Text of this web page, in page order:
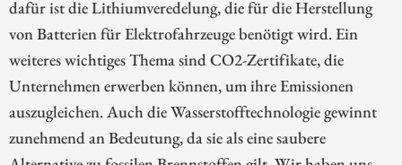
dafür ist die Lithiumveredelung, die für die Herstellung
von Batterien für Elektrofahrzeuge benötigt wird. Ein
weiteres wichtiges Thema sind CO2-Zertifikate, die
Unternehmen erwerben können, um ihre Emissionen
auszugleichen. Auch die Wasserstofftechnologie gewinnt
zunehmend an Bedeutung, da sie als eine saubere